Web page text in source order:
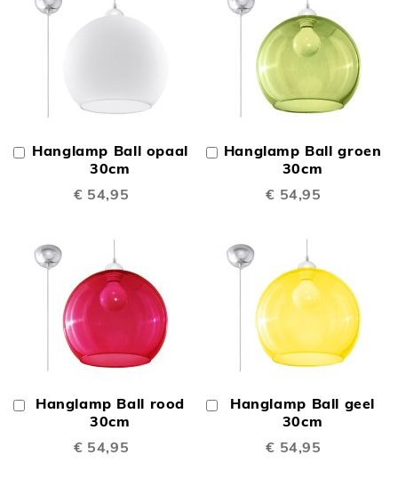
Hanglamp Ball opaal
30cm
€ 54,95
In
Winkelwagen
Hanglamp Ball groen
30cm
€ 54,95
In
Winkelwagen
Hanglamp Ball rood
30cm
€ 54,95
In
Winkelwagen
Hanglamp Ball geel
30cm
€ 54,95
In
Winkelwagen